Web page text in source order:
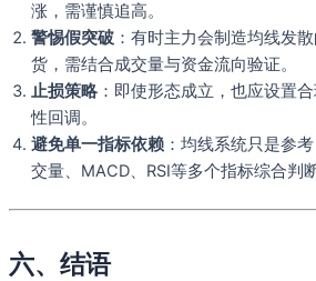
涨，需谨慎追高。
警惕假突破 ：有时主力会制造均线发
货，需结合成交量与资金流向验证。
止损策略 ：即使形态成立，也应设置
性回调。
避免单一指标依赖 ：均线系统只是参
交量、MACD、RSI等多个指标综合判断
六、结语